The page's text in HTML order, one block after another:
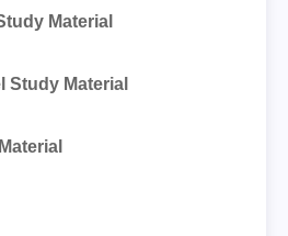
Material
Study Material